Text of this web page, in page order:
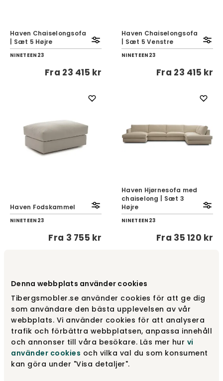
Denna webbplats använder cookies
Tibergsmobler.se använder cookies för att ge dig
som användare den bästa upplevelsen av vår
webbplats. Vi använder cookies för att analysera
trafik och förbättra webbplatsen, anpassa innehåll
och annonser till våra besökare. Läs mer hur vi
använder cookies och vilka val du som konsument
kan göra under "Visa detaljer".
Haven Chaiselongsofa
| Sæt 5 Højre
NINETEEN23
Fra 23 415 kr
Haven Chaiselongsofa
| Sæt 5 Venstre
NINETEEN23
Fra 23 415 kr
Haven Fodskammel
NINETEEN23
Fra 3 755 kr
Haven Hjørnesofa med
chaiselong | Sæt 3
Højre
NINETEEN23
Fra 35 120 kr
Haven Hjørnesofa med
chaiselong | Sæt 3
Haven Hjørnesofa |